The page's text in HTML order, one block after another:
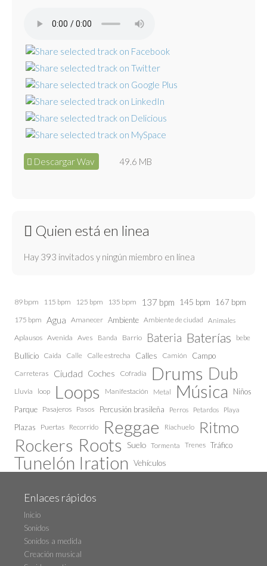
Descargar Wav 49.6 MB
Quien está en linea
Hay 393 invitados y ningún miembro en línea
89 bpm 115 bpm 125 bpm 135 bpm 137 bpm 145 bpm 167 bpm
175 bpm Agua Amanecer Ambiente Ambiente de ciudad Animales
Aplausos Avenida Aves Banda Barrio Bateria Baterías bebe
Bullicio Caida Calle Calle estrecha Calles Camión Campo
Carreteras Ciudad Coches Cofradía Drums Dub
Lluvia loop Loops Manifestación Metal Música
Niños
Parque Pasajeros Pasos Percusión brasileña Perros Petardos Playa
Plazas Puertas Recorrido Reggae Riachuelo Ritmo
Rockers Roots Suelo Tormenta Trenes Tráfico
Tunelón Iration Vehículos
Enlaces rápidos
Inicio
Sonidos
Sonidos a medida
Creación musical